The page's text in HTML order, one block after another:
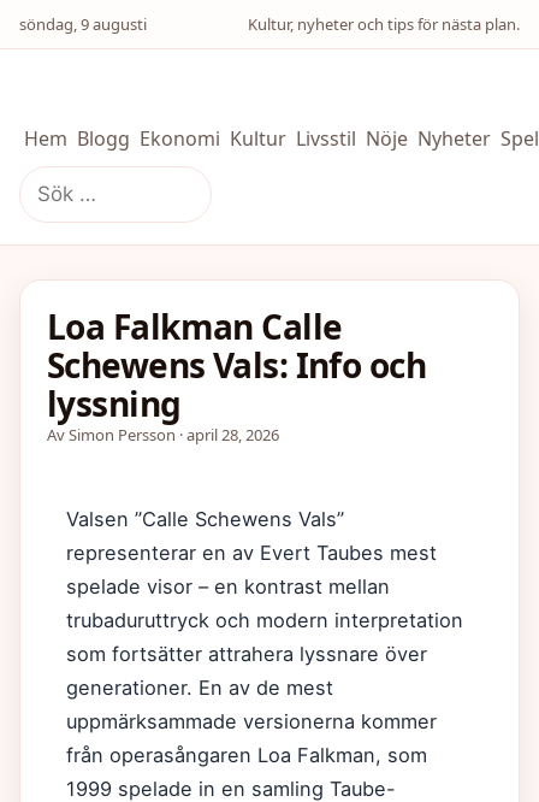
söndag, 9 augusti Kultur, nyheter och tips för nästa plan.
Hem Blogg Ekonomi Kultur Livsstil Nöje Nyheter Spel
Sök
efter:
Loa Falkman Calle
Schewens Vals: Info och
lyssning
Av Simon Persson · april 28, 2026
Valsen ”Calle Schewens Vals”
representerar en av Evert Taubes mest
spelade visor – en kontrast mellan
trubaduruttryck och modern interpretation
som fortsätter attrahera lyssnare över
generationer. En av de mest
uppmärksammade versionerna kommer
från operasångaren Loa Falkman, som
1999 spelade in en samling Taube-